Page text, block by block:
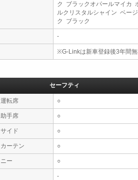
ク ブラックオパールマイカ
ルクリスタルシャイン ベー
ク ブラック
-
※G-Linkは新車登録後3年間
セーフティ
運転席 ○
助手席 ○
サイド ○
カーテン ○
ニー ○
-